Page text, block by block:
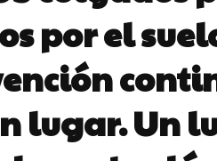
por el
lugar. Un